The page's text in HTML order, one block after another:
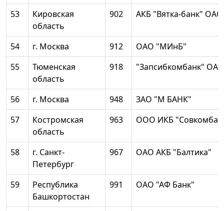
53
Кировская
область
902 АКБ "Вятка-банк" ОАО
54 г. Москва 912
ОАО "МИнБ"
55
Тюменская
область
918 "Запсибкомбанк" ОАО
56 г. Москва 948
ЗАО "М БАНК"
57
Костромская
область
963 ООО ИКБ
58
г. Санкт-
Петербург
967 ОАО АКБ "Балтика"
59
Республика
Башкортостан
991 ОАО "АФ Банк"